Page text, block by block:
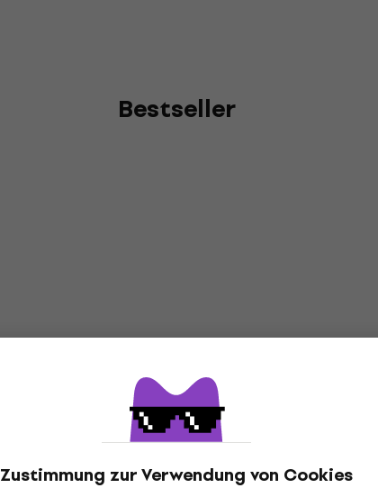
Zustimmung zur Verwendung von Cookies
Bestseller